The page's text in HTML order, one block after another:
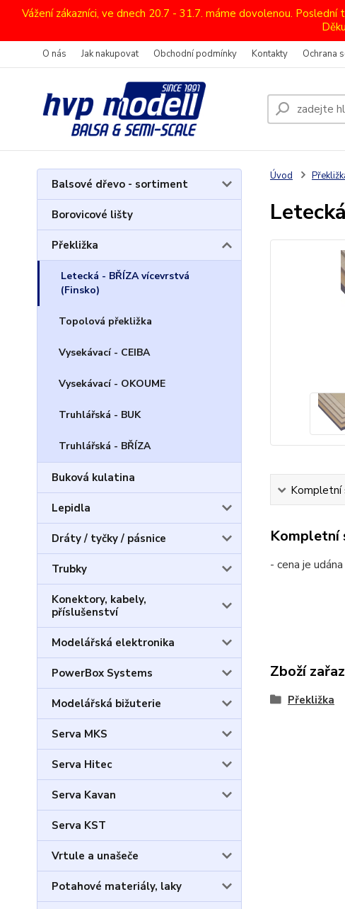
Vážení zákazníci, ve dnech 20.7 - 31.7. máme dovolenou.
O nás Jak nakupovat Obchodní podmínky Kontakty Ochrana
Balsové dřevo - sortiment
Borovicové lišty
Překližka
Letecká - BŘÍZA vícevrstvá
(Finsko)
Topolová překližka
Vysekávací - CEIBA
Vysekávací - OKOUME
Truhlářská - BUK
Truhlářská - BŘÍZA
Buková kulatina
Lepidla
Dráty / tyčky / pásnice
Trubky
Konektory, kabely,
příslušenství
Modelářská elektronika
PowerBox Systems
Modelářská bižuterie
Serva MKS
Serva Hitec
Serva Kavan
Serva KST
Vrtule a unašeče
Potahové materiály, laky
Úvod
Kompletní
Kompletní
- cena je
Zboží
Překližka